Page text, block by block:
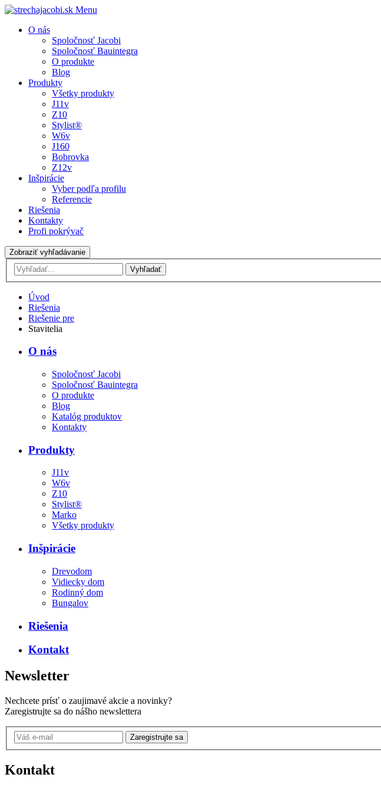
Menu
O nás
Spoločnosť Jacobi
Spoločnosť Bauintegra
O produkte
Blog
Produkty
Všetky produkty
J11v
Z10
Stylist®
W6v
J160
Bobrovka
Z12v
Inšpirácie
Vyber podľa profilu
Referencie
Riešenia
Kontakty
Profi pokrývač
Zobraziť vyhľadávanie
Vyhľadať
Úvod
Riešenia
Riešenie pre
Stavitelia
O nás
Spoločnosť Jacobi
Spoločnosť Bauintegra
O produkte
Blog
Katalóg produktov
Kontakty
Produkty
J11v
W6v
Z10
Stylist®
Marko
Všetky produkty
Inšpirácie
Drevodom
Vidiecky dom
Rodinný dom
Bungalov
Riešenia
Kontakt
Newsletter
Nechcete prísť o zaujimavé akcie a novinky?
Zaregistrujte sa do nášho newslettera
Zaregistrujte sa
Kontakt